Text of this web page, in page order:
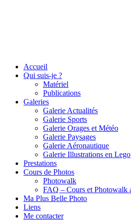
Accueil
Qui suis-je ?
Matériel
Publications
Galeries
Galerie Actualités
Galerie Sports
Galerie Orages et Météo
Galerie Paysages
Galerie Aéronautique
Galerie Illustrations en Lego
Prestations
Cours de Photos
Photowalk
FAQ – Cours et Photowalk
Ma Plus Belle Photo
Liens
Me contacter